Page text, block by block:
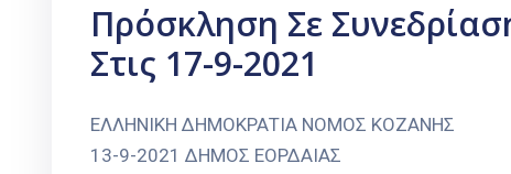
Πρόσκληση Σε
Στις 17-9-2021
ΕΛΛΗΝΙΚΗ ΔΗΜΟΚΡΑΤΙΑ
13-9-2021 ΔΗΜΟΣ